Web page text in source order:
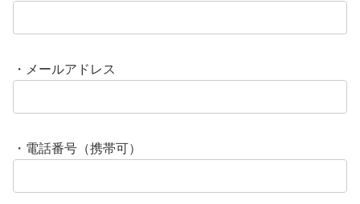
・メールアドレス
・電話番号（携帯可）